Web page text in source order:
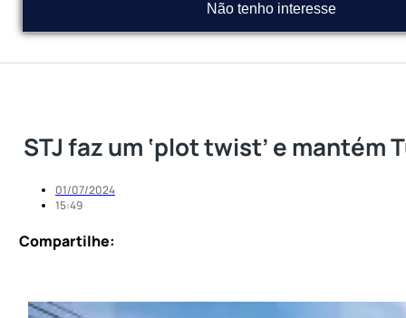
Não tenho interesse
STJ faz um ‘plot twist’ e mantém
01/07/2024
15:49
Compartilhe: